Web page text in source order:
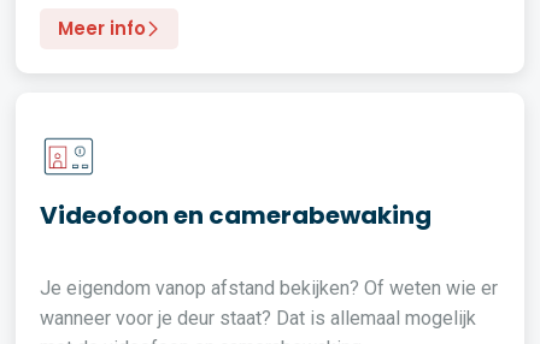
Meer info
Videofoon en camerabewaking
Je eigendom vanop afstand bekijken? Of weten wie er
wanneer voor je deur staat? Dat is allemaal mogelijk